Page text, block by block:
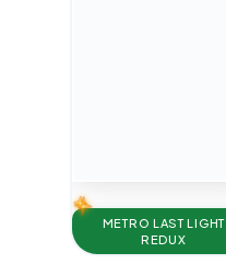
METRO LAST LIGHT
REDUX